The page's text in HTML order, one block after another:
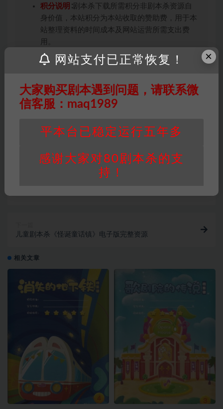
积分说明 ∶剧本杀下载所需积分非剧本杀资源自
身价值，本站积分为本站收取的赞助费，用于本
站整理资料的时间成本及网站运营所需支出费
用。
重要提醒∶任何情况下，本站及相关人士对于访
享】可能会被取消VIP，恕不另行通知！
儿童剧本杀《怪诞童话镇》电子版完整资源
相关文章
×
网站支付已正常恢复！
大家购买剧本遇到问题，请联系微
信客服：maq1989
平本台已稳定运行五年多
感谢大家对80剧本杀的支
持！